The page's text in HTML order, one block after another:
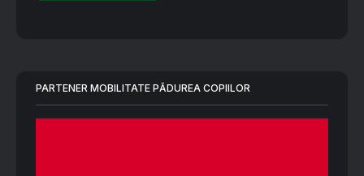
PARTENER MOBILITATE PĂDUREA COPIILOR